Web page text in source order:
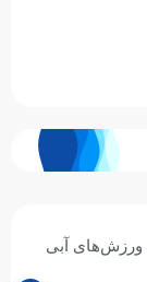
ورزش‌های آبی